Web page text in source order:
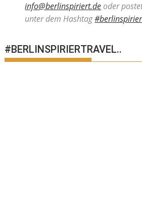
info@berlinspiriert.deoder
unter dem Hashtag
#BERLINSPIRIERTRAVEL..